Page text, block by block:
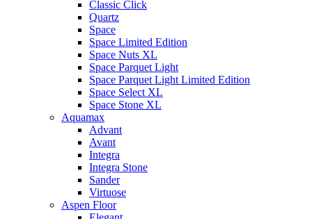
Classic Click
Quartz
Space
Space Limited Edition
Space Nuts XL
Space Parquet Light
Space Parquet Light Limited Edition
Space Select XL
Space Stone XL
Aquamax
Advant
Avant
Integra
Integra Stone
Sander
Virtuose
Aspen Floor